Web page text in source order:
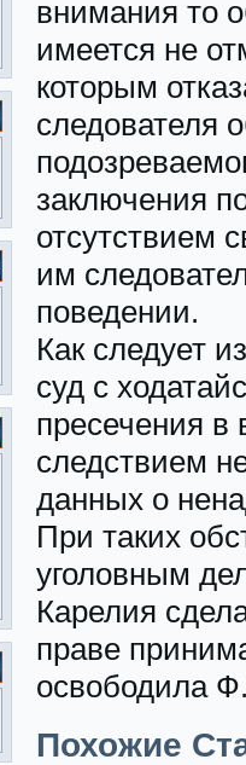
внимания то
имеется не
которым
следователя
заключения
отсутствием
им
поведении.
Как следует
суд с
пресечения в
следствием
данных о
При таких
уголовным
Карелия
праве
освободила
Похожие